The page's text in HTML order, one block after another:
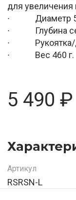
для увеличения
∙ Диаметр
∙ Глубина
∙ Рукоятка/
∙ Вес 460
5 490 ₽
Артикул
RSRSN-L